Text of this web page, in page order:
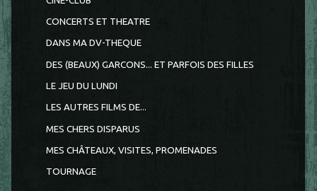
CONCERTS ET THEATRE
DANS MA DV-THEQUE
DES (BEAUX) GARCONS... ET PARFOIS DES FILLES
LE JEU DU LUNDI
LES AUTRES FILMS DE...
MES CHERS DISPARUS
MES CHÂTEAUX, VISITES, PROMENADES
TOURNAGE